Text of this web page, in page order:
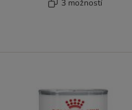
3 možností